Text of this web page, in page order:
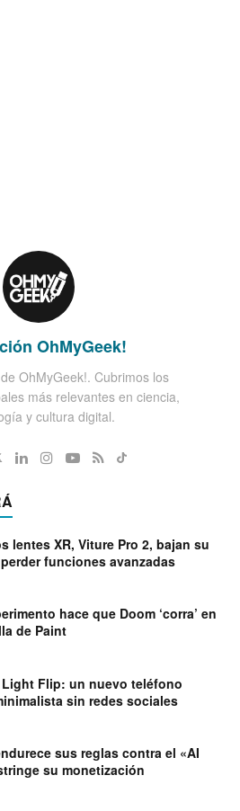
OhMyGeek!
OhMyGeek!. Cubrimos los
más relevantes en ciencia,
y cultura digital.
lentes XR, Viture Pro 2, bajan su
funciones avanzadas
hace que Doom ‘corra’ en
de Paint
Flip: un nuevo teléfono
sin redes sociales
sus reglas contra el «AI
su monetización